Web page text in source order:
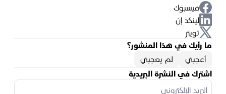
فيسبوك
لينكد إن
تويتر
ما رأيك في هذا المنشور؟
أعجبني
لم يعجبني
اشترك في النشرة البريدية